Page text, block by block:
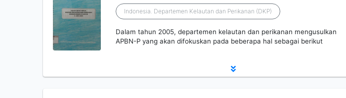
Indonesia. Departemen Kelautan dan Perikanan (DKP)
Dalam tahun 2005, departemen kelautan dan perikanan mengusulkan
APBN-P yang akan difokuskan pada beberapa hal sebagai berikut